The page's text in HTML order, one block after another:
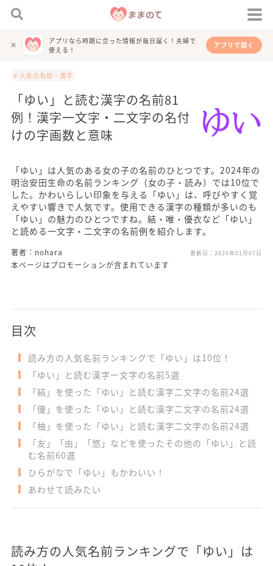
アプリなら時期に合った情報が毎日届く！夫婦で
使える！
アプリで開く
# 人気の名前・漢字
「ゆい」と読む漢字の名前81
例！漢字一文字・二文字の名付
けの字画数と意味
「ゆい」は人気のある女の子の名前のひとつです。2024年の
明治安田生命の名前ランキング（女の子・読み）では10位で
した。かわいらしい印象を与える「ゆい」は、呼びやすく覚
えやすい響きで人気です。使用できる漢字の種類が多いのも
「ゆい」の魅力のひとつですね。結・唯・優衣など「ゆい」
と読める一文字・二文字の名前例を紹介します。
著者：nohara 更新日： 2026年01月07日
本ページはプロモーションが含まれています
目次
読み方の人気名前ランキングで「ゆい」は10位！
「ゆい」と読む漢字一文字の名前5選
「結」を使った「ゆい」と読む漢字二文字の名前24選
「優」を使った「ゆい」と読む漢字二文字の名前24選
「柚」を使った「ゆい」と読む漢字二文字の名前24選
「友」「由」「悠」などを使ったその他の「ゆい」と読
む名前60選
ひらがなで「ゆい」もかわいい！
あわせて読みたい
読み方の人気名前ランキングで「ゆい」は